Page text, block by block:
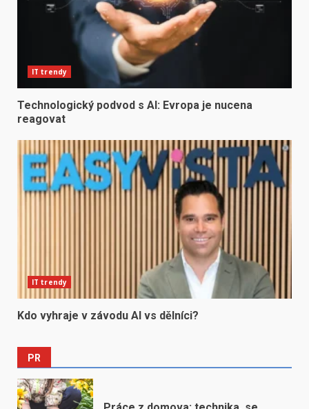
IT trendy
Technologický podvod s AI: Evropa je nucena
reagovat
IT trendy
Kdo vyhraje v závodu AI vs dělníci?
PR